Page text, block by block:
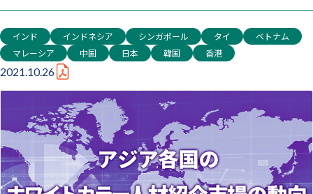
インド インドネシア シンガポール タイ
ベトナム
マレーシア
中国 日本 韓国 香港
2021.10.26